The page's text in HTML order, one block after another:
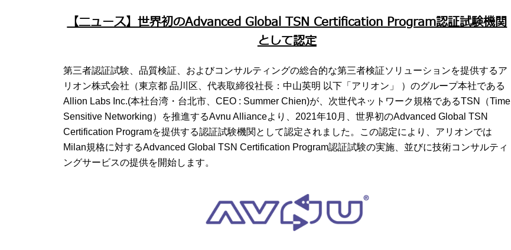
【ニュース】世界初のAdvanced Global TSN Certification Program認証試験機関
として認定
第三者認証試験、品質検証、およびコンサルティングの総合的な第三者検証ソリューションを提供するア
リオン株式会社（東京都 品川区、代表取締役社長：中山英明 以下「アリオン」 ）のグループ本社である
Allion Labs Inc.(本社台湾・台北市、CEO : Summer Chien)が、次世代ネットワーク規格であるTSN（Time
Sensitive Networking）を推進するAvnu Allianceより、2021年10月、世界初のAdvanced Global TSN
Certification Programを提供する認証試験機関として認定されました。この認定により、アリオンでは
Milan規格に対するAdvanced Global TSN Certification Program認証試験の実施、並びに技術コンサルティ
ングサービスの提供を開始します。